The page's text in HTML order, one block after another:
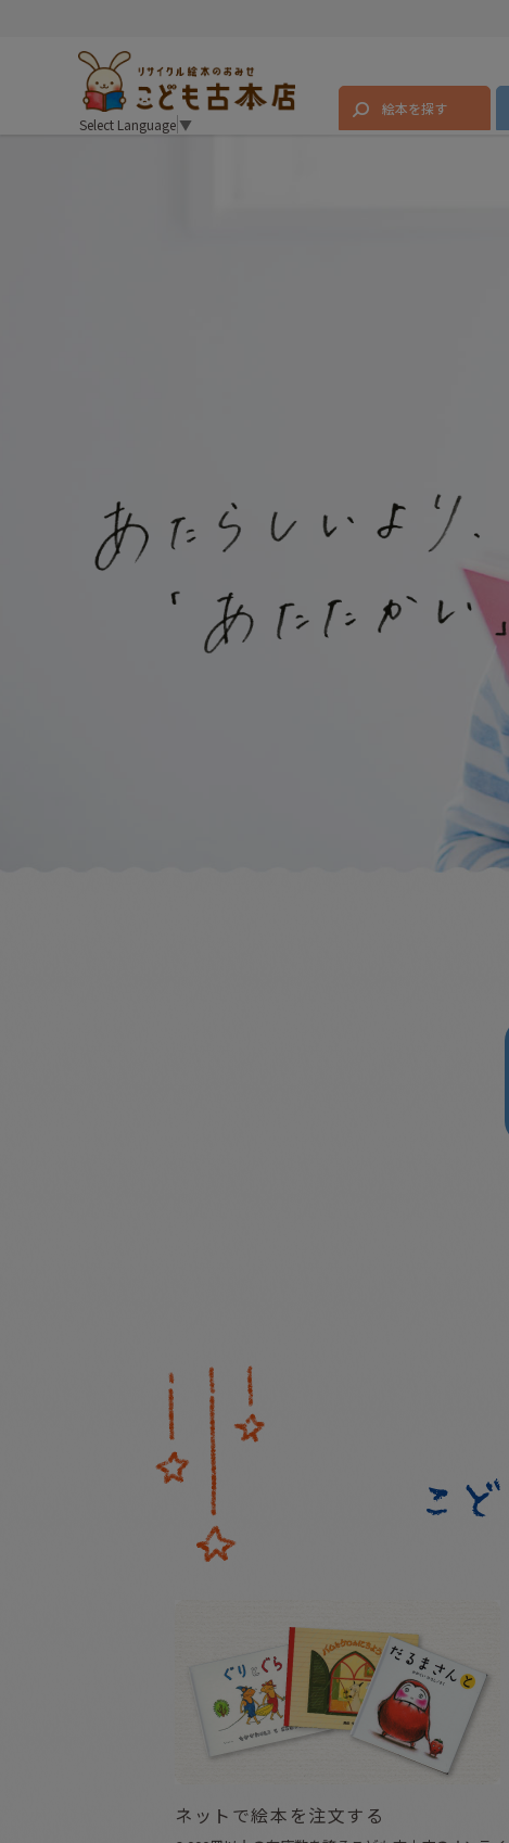
Select Language▼
絵本を探す
ネットで絵本を注文する